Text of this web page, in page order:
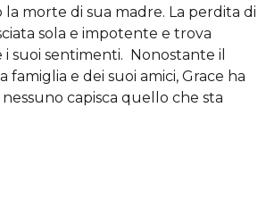
morte di sua madre. La perdita di
sola e impotente e trova
suoi sentimenti. Nonostante il
famiglia e dei suoi amici, Grace ha
nessuno capisca quello che sta